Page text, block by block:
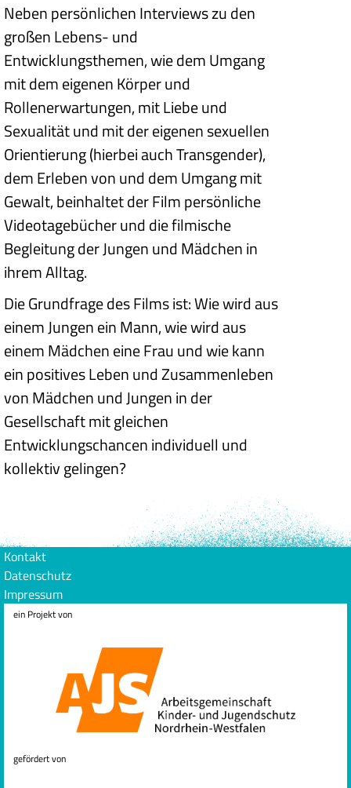
Neben persönlichen Interviews zu den
großen Lebens- und
Entwicklungsthemen, wie dem Umgang
mit dem eigenen Körper und
Rollenerwartungen, mit Liebe und
Sexualität und mit der eigenen sexuellen
Orientierung (hierbei auch Transgender),
dem Erleben von und dem Umgang mit
Gewalt, beinhaltet der Film persönliche
Videotagebücher und die filmische
Begleitung der Jungen und Mädchen in
ihrem Alltag.
Die Grundfrage des Films ist: Wie wird aus
einem Jungen ein Mann, wie wird aus
einem Mädchen eine Frau und wie kann
ein positives Leben und Zusammenleben
von Mädchen und Jungen in der
Gesellschaft mit gleichen
Entwicklungschancen individuell und
kollektiv gelingen?
Kontakt
Datenschutz
Impressum
ein Projekt von
gefördert von